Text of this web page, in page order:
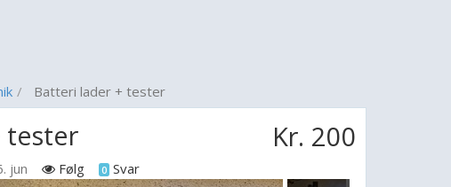
Batteri lader + tester
tester Kr. 200
jun Følg 0 Svar